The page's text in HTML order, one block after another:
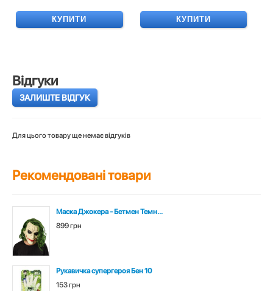
КУПИТИ КУПИТИ
Відгуки
ЗАЛИШТЕ ВІДГУК
Для цього товару ще немає відгуків
Рекомендовані товари
Маска Джокера - Бетмен Темн...
899 грн
Рукавичка супергероя Бен 10
153 грн